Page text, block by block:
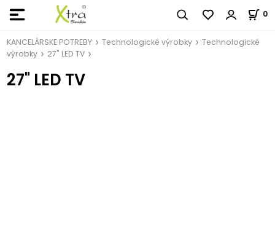
0
KANCELÁRSKE POTREBY Technologické výrobky
Technologické
výrobky
27" LED TV
27" LED TV